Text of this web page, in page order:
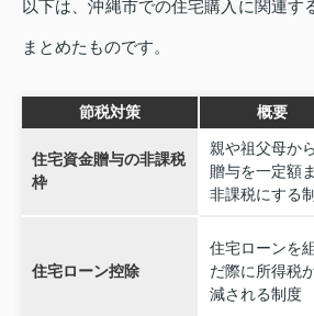
以下は、沖縄市での住宅購入に関連す
まとめたものです。
節税対策 概要
住宅資金贈与の非課税
枠
親や祖父母か
贈与を一定額
非課税にする
住宅ローン控除
住宅ローンを
だ際に所得税
減される制度